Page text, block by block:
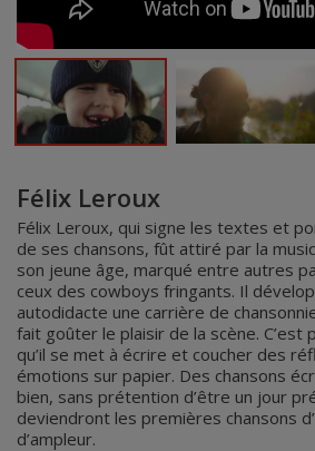
Félix Leroux
Félix Leroux, qui signe les textes et
de ses chansons, fût attiré par la
son jeune âge, marqué entre autres
ceux des cowboys fringants. Il
autodidacte une carrière de
fait goûter le plaisir de la scène.
qu’il se met à écrire et coucher des
émotions sur papier. Des chansons
bien, sans prétention d’être un jour
deviendront les premières chansons
d’ampleur.